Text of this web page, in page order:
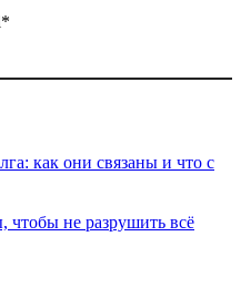
как они связаны и что с
чтобы не разрушить всё